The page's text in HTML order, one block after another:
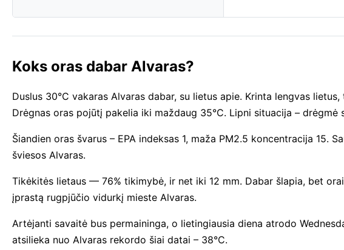
Koks oras dabar Alvaras?
Duslus 30°C vakaras Alvaras dabar, su lietus apie. Krinta lengvas
Drėgnas oras pojūtį pakelia iki maždaug 35°C. Lipni situacija – drėgmė
Šiandien oras švarus – EPA indeksas 1, maža PM2.5 koncentracija 15.
šviesos Alvaras.
Tikėkitės lietaus — 76% tikimybė, ir net iki 12 mm. Dabar šlapia, bet
įprastą rugpjūčio vidurkį mieste Alvaras.
Artėjanti savaitė bus permaininga, o lietingiausia diena atrodo
atsilieka nuo Alvaras rekordo šiai datai – 38°C.